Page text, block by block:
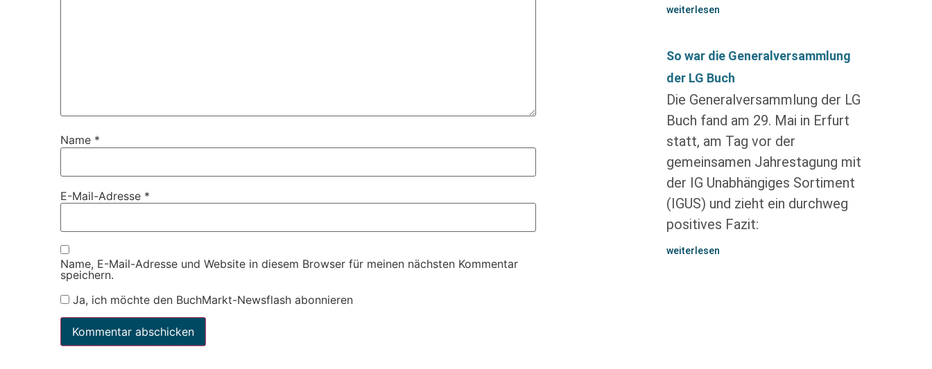
Name *
E-Mail-Adresse *
Name, E-Mail-Adresse und Website in diesem Browser für meinen nächsten Kommentar
speichern.
Ja, ich möchte den BuchMarkt-Newsflash abonnieren
weiterlesen
So war die Generalversammlung
der LG Buch
Die Generalversammlung der LG
Buch fand am 29. Mai in Erfurt
statt, am Tag vor der
gemeinsamen Jahrestagung mit
der IG Unabhängiges Sortiment
(IGUS) und zieht ein durchweg
positives Fazit:
weiterlesen